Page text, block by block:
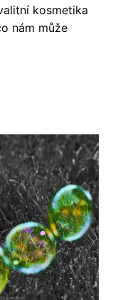
kosmetika
nám může